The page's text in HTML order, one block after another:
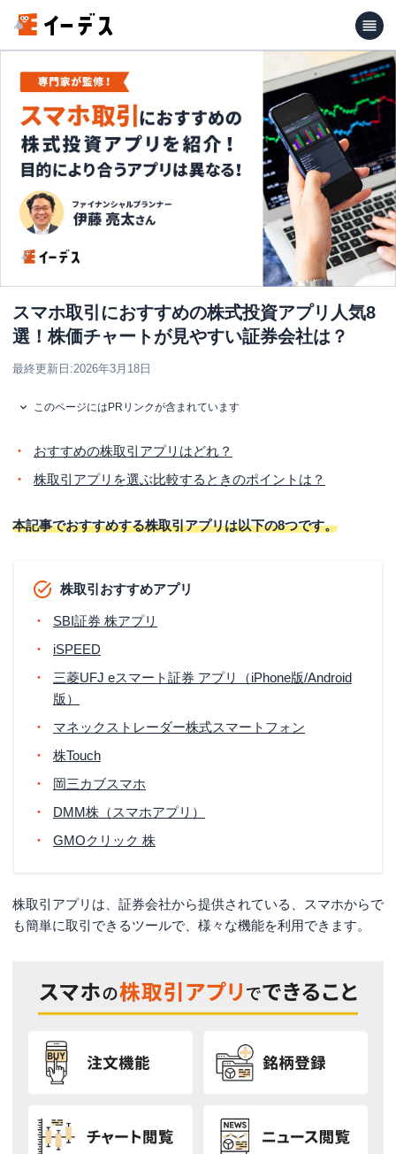
スマホ取引におすすめの株式投資アプリ人気8
選！株価チャートが見やすい証券会社は？
最終更新日:2026年3月18日
このページにはPRリンクが含まれています
おすすめの株取引アプリはどれ？
株取引アプリを選ぶ比較するときのポイントは？
本記事でおすすめする株取引アプリは以下の8つです。
株取引おすすめアプリ
SBI証券 株アプリ
iSPEED
三菱UFJ eスマート証券 アプリ（iPhone版/Android
版）
マネックストレーダー株式スマートフォン
株Touch
岡三カブスマホ
DMM株（スマホアプリ）
GMOクリック 株
株取引アプリは、証券会社から提供されている、スマホからで
も簡単に取引できるツールで、様々な機能を利用できます。